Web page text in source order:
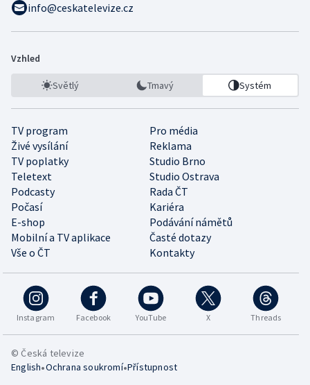
info@ceskatelevize.cz
Vzhled
Světlý Tmavý Systém
TV program
Pro média
Živé vysílání
Reklama
TV poplatky
Studio Brno
Teletext
Studio Ostrava
Podcasty
Rada ČT
Počasí
Kariéra
E-shop
Podávání námětů
Mobilní a TV aplikace
Časté dotazy
Vše o ČT
Kontakty
Instagram Facebook YouTube X Threads
© Česká televize
English•Ochrana soukromí•Přístupnost